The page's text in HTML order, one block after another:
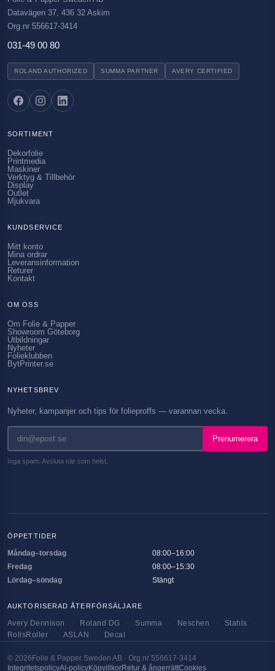
Datavägen 37, 436 32 Askim
Org.nr 556617-3414
031-49 00 80
ROLAND AUTHORIZED SUMMA PARTNER AVERY CERTIFIED
SORTIMENT
Dekorfolie
Printmedia
Maskiner
Verktyg & Tillbehör
Display
Outlet
Mjukvara
KUNDSERVICE
Mitt konto
Mina ordrar
Leveransinformation
Returer
Kontakt
OM OSS
Om Folie & Papper
Showroom Göteborg
Utbildningar
Nyheter
Folieklubben
BytPrinter.se
NYHETSBREV
Nyheter, kampanjer och tips för folieproffs — varannan vecka.
Prenumerera
Inga spam. Avsluta när som helst.
ÖPPETTIDER
Måndag–torsdag
08:00–16:00
Fredag
08:00–15:30
Lördag–söndag
Stängt
AUKTORISERAD ÅTERFÖRSÄLJARE
Avery Dennison Roland DG Summa Neschen Stahls
RollsRoller
ASLAN Decal
© 2026 Folie & Papper Sweden AB · Org.nr 556617-3414
IntegritetspolicyAI-policyKöpvillkorRetur & ångerrättCookies